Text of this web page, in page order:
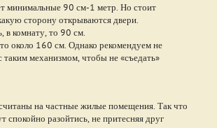
минимальные 90 см-1 метр. Но стоит
сторону открываются двери.
в комнату, то 90 см.
около 160 см. Однако рекомендуем не
таким механизмом, чтобы не «съедать»
на частные жилые помещения. Так что
спокойно разойтись, не притесняя друг